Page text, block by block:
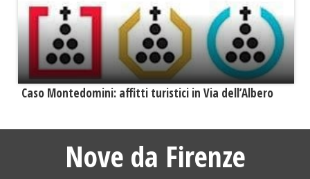
Caso Montedomini: affitti turistici in Via dell’Albero
Nove da Firenze